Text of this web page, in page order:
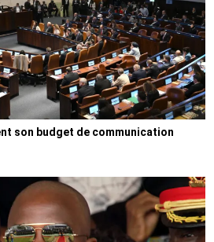
son budget de communication